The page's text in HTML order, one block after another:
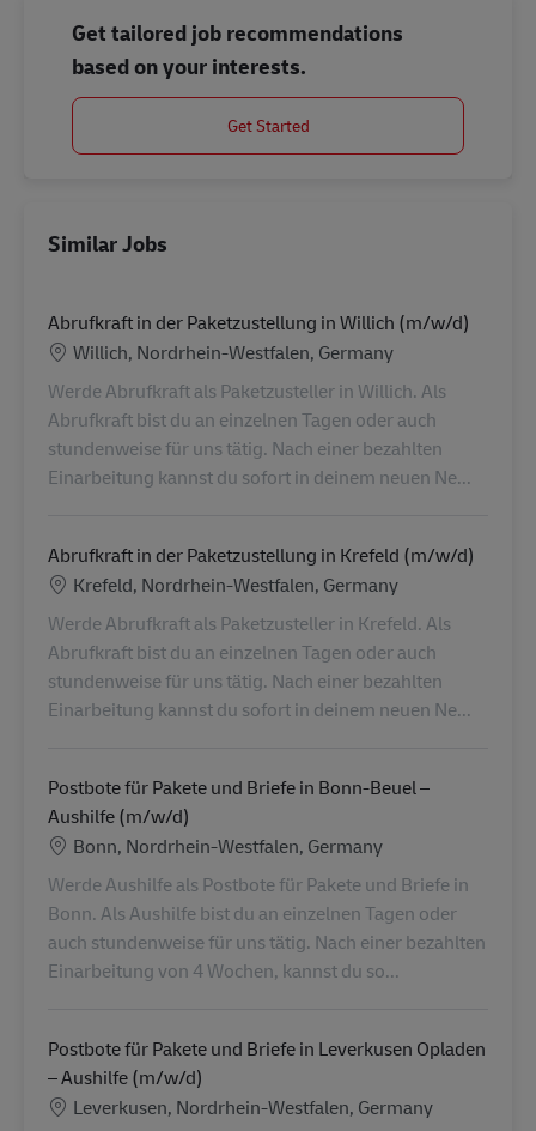
Get tailored job recommendations
based on your interests.
Get Started
Similar Jobs
Abrufkraft in der Paketzustellung in Willich (m/w/d)
Location
Willich, Nordrhein-Westfalen, Germany
Werde Abrufkraft als Paketzusteller in Willich. Als
Abrufkraft bist du an einzelnen Tagen oder auch
stundenweise für uns tätig. Nach einer bezahlten
Einarbeitung kannst du sofort in deinem neuen Ne...
Abrufkraft in der Paketzustellung in Krefeld (m/w/d)
Location
Krefeld, Nordrhein-Westfalen, Germany
Werde Abrufkraft als Paketzusteller in Krefeld. Als
Abrufkraft bist du an einzelnen Tagen oder auch
stundenweise für uns tätig. Nach einer bezahlten
Einarbeitung kannst du sofort in deinem neuen Ne...
Postbote für Pakete und Briefe in Bonn-Beuel –
Aushilfe (m/w/d)
Location
Bonn, Nordrhein-Westfalen, Germany
Werde Aushilfe als Postbote für Pakete und Briefe in
Bonn. Als Aushilfe bist du an einzelnen Tagen oder
auch stundenweise für uns tätig. Nach einer bezahlten
Einarbeitung von 4 Wochen, kannst du so...
Postbote für Pakete und Briefe in Leverkusen Opladen
– Aushilfe (m/w/d)
Location
Leverkusen, Nordrhein-Westfalen, Germany